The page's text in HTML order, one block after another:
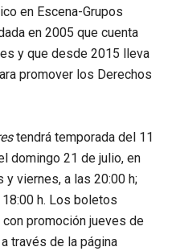
en Escena-Grupos
en 2005 que cuenta
y que desde 2015 lleva
promover los Derechos
tendrá temporada del 11
domingo 21 de julio, en
viernes, a las 20:00 h;
h. Los boletos
promoción jueves de
través de la página